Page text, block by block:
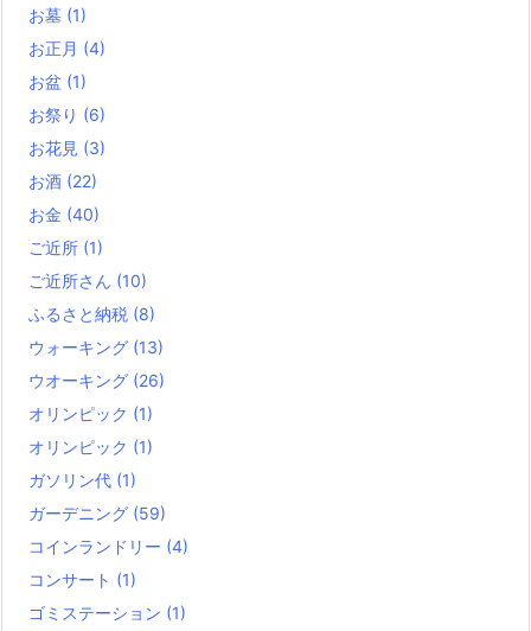
お墓 (1)
お正月 (4)
お盆 (1)
お祭り (6)
お花見 (3)
お酒 (22)
お金 (40)
ご近所 (1)
ご近所さん (10)
ふるさと納税 (8)
ウォーキング (13)
ウオーキング (26)
オリンピック (1)
オリンピック (1)
ガソリン代 (1)
ガーデニング (59)
コインランドリー (4)
コンサート (1)
ゴミステーション (1)